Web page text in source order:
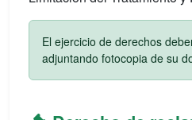
El ejercicio de derechos
adjuntando fotocopia de su